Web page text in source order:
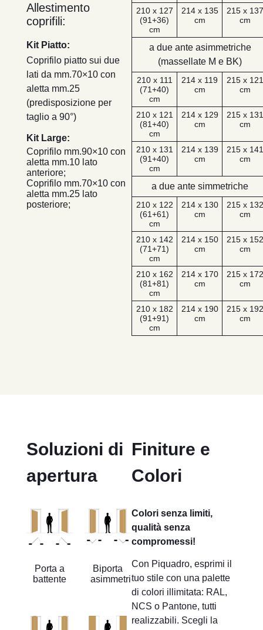
210 x 127
(91+36)
cm
214 x 135
cm
215 x
cm
a due ante asimmetriche
(massellate M e BK)
210 x 111
(71+40)
cm
214 x 119
cm
215 x
cm
210 x 121
(81+40)
cm
214 x 129
cm
215 x
cm
210 x 131
(91+40)
cm
214 x 139
cm
215 x
cm
a due ante simmetriche
210 x 122
(61+61)
cm
214 x 130
cm
215 x
cm
210 x 142
(71+71)
cm
214 x 150
cm
215 x
cm
210 x 162
(81+81)
cm
214 x 170
cm
215 x
cm
210 x 182
(91+91)
cm
214 x 190
cm
215 x
cm
Allestimento
coprifili:
Kit Piatto:
Coprifilo piatto sui due
lati da mm.70×10 con
aletta mm.25
(predisposizione per
taglio a 90°)
Kit Large:
Coprifilo mm.90×10 con
aletta mm.10 lato
anteriore;
Coprifilo mm.70×10 con
aletta mm.25 lato
posteriore;
Soluzioni di
apertura
Porta a
battente
Biporta
asimmetrica
Finiture e
Colori
Colori senza limiti,
qualità senza
compromessi!
Con Piquadro, esprimi il
tuo stile con una palette
di colori illimitata: RAL,
NCS o Pantone, tutti
realizzabili. Scegli la